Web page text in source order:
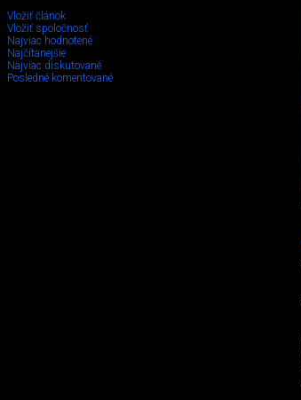
Vložiť článok
Vložiť spoločnosť
Najviac hodnotené
Najčítanejšie
Najviac diskutované
Posledné komentované